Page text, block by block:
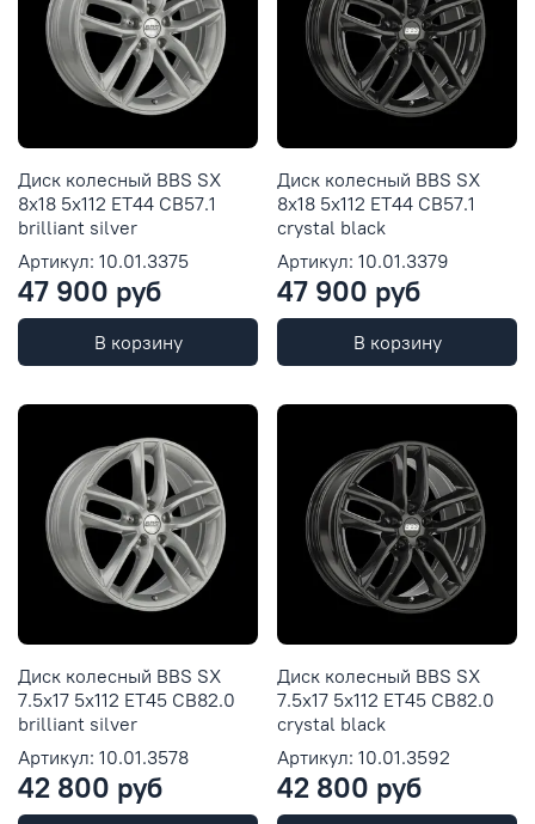
Диск колесный BBS SX
8x18 5x112 ET44 CB57.1
brilliant silver
Артикул: 10.01.3375
47 900 руб
В корзину
Диск колесный BBS SX
8x18 5x112 ET44 CB57.1
crystal black
Артикул: 10.01.3379
47 900 руб
В корзину
Диск колесный BBS SX
7.5x17 5x112 ET45 CB82.0
brilliant silver
Артикул: 10.01.3578
42 800 руб
Диск колесный BBS SX
7.5x17 5x112 ET45 CB82.0
crystal black
Артикул: 10.01.3592
42 800 руб